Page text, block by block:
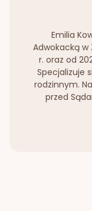
Emilia
Adwokacką w
r. oraz od
Specjalizuje
rodzinnym.
przed